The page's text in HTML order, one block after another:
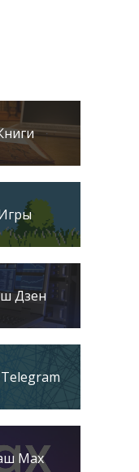
Дзен
Max